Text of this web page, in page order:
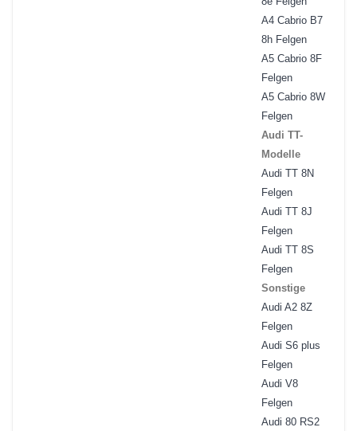
A4 Cabrio B7
8h Felgen
A5 Cabrio 8F
Felgen
A5 Cabrio 8W
Felgen
Audi TT-
Modelle
Audi TT 8N
Felgen
Audi TT 8J
Felgen
Audi TT 8S
Felgen
Sonstige
Audi A2 8Z
Felgen
Audi S6 plus
Felgen
Audi V8
Felgen
Audi 80 RS2